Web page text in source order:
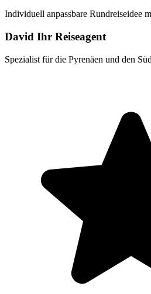
Individuell anpassbare Rundreiseidee
David Ihr Reiseagent
Spezialist für die Pyrenäen und den